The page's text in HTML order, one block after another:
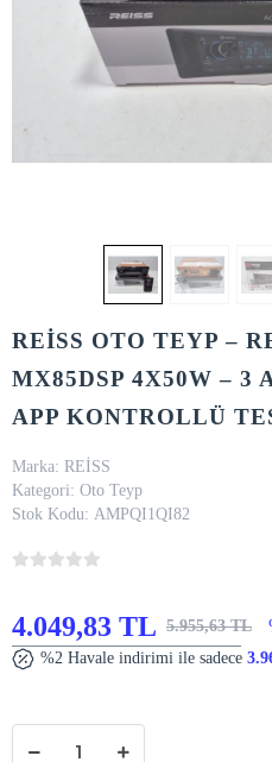
REİSS OTO TEYP –
MX85DSP 4X50W – 3
APP KONTROLLÜ
Marka: REİSS
Kategori: Oto Teyp
Stok Kodu: AMPQI1QI82
4.049,83 TL 5.955,63 TL
%2 Havale indirimi ile sadece